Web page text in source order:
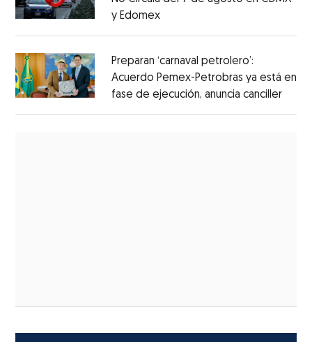
y Edomex
Preparan ‘carnaval petrolero’:
Acuerdo Pemex-Petrobras ya está en
fase de ejecución, anuncia canciller